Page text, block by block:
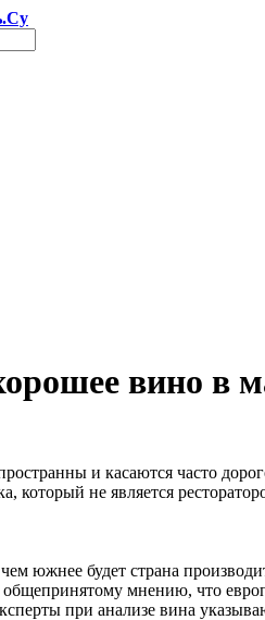
вино в
и касаются часто
который не является
южнее будет страна
мнению, что
при анализе вина